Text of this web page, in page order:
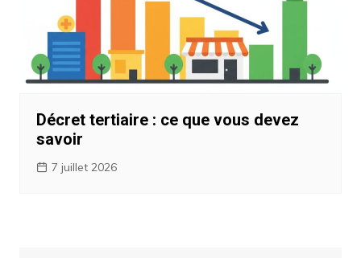
Décret tertiaire : ce que vous devez
savoir
7 juillet 2026